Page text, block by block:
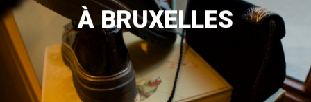
À BRUXELLES